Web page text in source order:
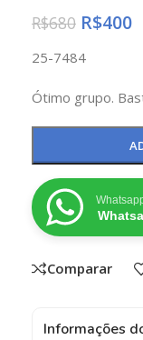
R$680 R$400
25-7484
Ótimo grupo.
Comparar
Informações